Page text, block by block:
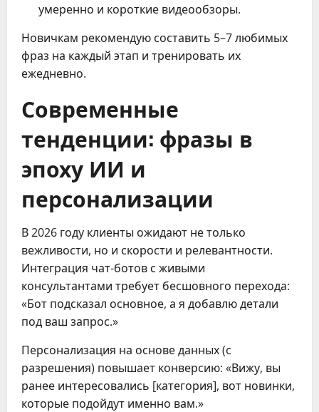
умеренно и короткие видеообзоры.
Новичкам рекомендую составить 5–7 любимых
фраз на каждый этап и тренировать их
ежедневно.
Современные
тенденции: фразы в
эпоху ИИ и
персонализации
В 2026 году клиенты ожидают не только
вежливости, но и скорости и релевантности.
Интеграция чат-ботов с живыми
консультантами требует бесшовного перехода:
«Бот подсказал основное, а я добавлю детали
под ваш запрос.»
Персонализация на основе данных (с
разрешения) повышает конверсию: «Вижу, вы
ранее интересовались [категория], вот новинки,
которые подойдут именно вам.»